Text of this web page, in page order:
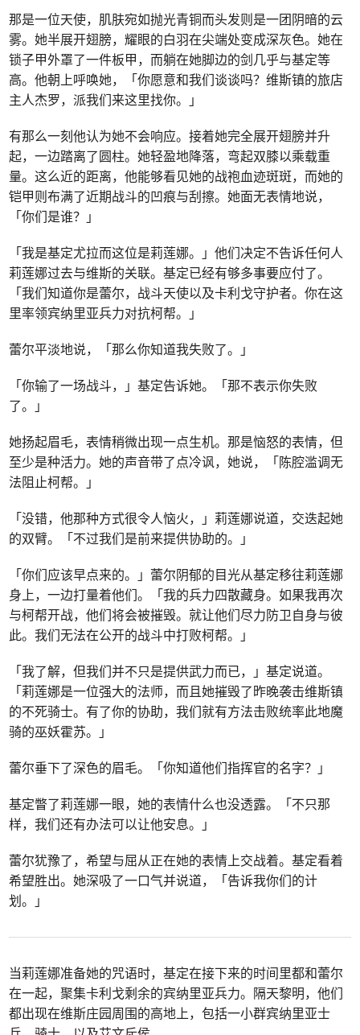
那是一位天使，肌肤宛如抛光青铜而头发则是一团阴暗的云
雾。她半展开翅膀，耀眼的白羽在尖端处变成深灰色。她在
锁子甲外罩了一件板甲，而躺在她脚边的剑几乎与基定等
高。他朝上呼唤她，「你愿意和我们谈谈吗？维斯镇的旅店
主人杰罗，派我们来这里找你。」
有那么一刻他认为她不会响应。接着她完全展开翅膀并升
起，一边踏离了圆柱。她轻盈地降落，弯起双膝以乘载重
量。这么近的距离，他能够看见她的战袍血迹斑斑，而她的
铠甲则布满了近期战斗的凹痕与刮擦。她面无表情地说，
「你们是谁？」
「我是基定尤拉而这位是莉莲娜。」他们决定不告诉任何人
莉莲娜过去与维斯的关联。基定已经有够多事要应付了。
「我们知道你是蕾尔，战斗天使以及卡利戈守护者。你在这
里率领宾纳里亚兵力对抗柯帮。」
蕾尔平淡地说，「那么你知道我失败了。」
「你输了一场战斗，」基定告诉她。「那不表示你失败
了。」
她扬起眉毛，表情稍微出现一点生机。那是恼怒的表情，但
至少是种活力。她的声音带了点冷讽，她说，「陈腔滥调无
法阻止柯帮。」
「没错，他那种方式很令人恼火，」莉莲娜说道，交迭起她
的双臂。「不过我们是前来提供协助的。」
「你们应该早点来的。」蕾尔阴郁的目光从基定移往莉莲娜
身上，一边打量着他们。「我的兵力四散藏身。如果我再次
与柯帮开战，他们将会被摧毁。就让他们尽力防卫自身与彼
此。我们无法在公开的战斗中打败柯帮。」
「我了解，但我们并不只是提供武力而已，」基定说道。
「莉莲娜是一位强大的法师，而且她摧毁了昨晚袭击维斯镇
的不死骑士。有了你的协助，我们就有方法击败统率此地魔
骑的巫妖霍苏。」
蕾尔垂下了深色的眉毛。「你知道他们指挥官的名字？」
基定瞥了莉莲娜一眼，她的表情什么也没透露。「不只那
样，我们还有办法可以让他安息。」
蕾尔犹豫了，希望与屈从正在她的表情上交战着。基定看着
希望胜出。她深吸了一口气并说道，「告诉我你们的计
划。」
当莉莲娜准备她的咒语时，基定在接下来的时间里都和蕾尔
在一起，聚集卡利戈剩余的宾纳里亚兵力。隔天黎明，他们
都出现在维斯庄园周围的高地上，包括一小群宾纳里亚士